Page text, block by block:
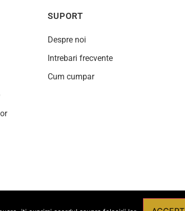
SUPORT
Despre noi
Intrebari frecvente
Cum cumpar